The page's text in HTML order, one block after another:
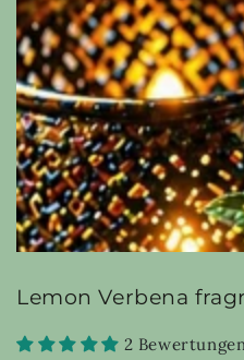
Lemon Verbena
2 Bewertungen